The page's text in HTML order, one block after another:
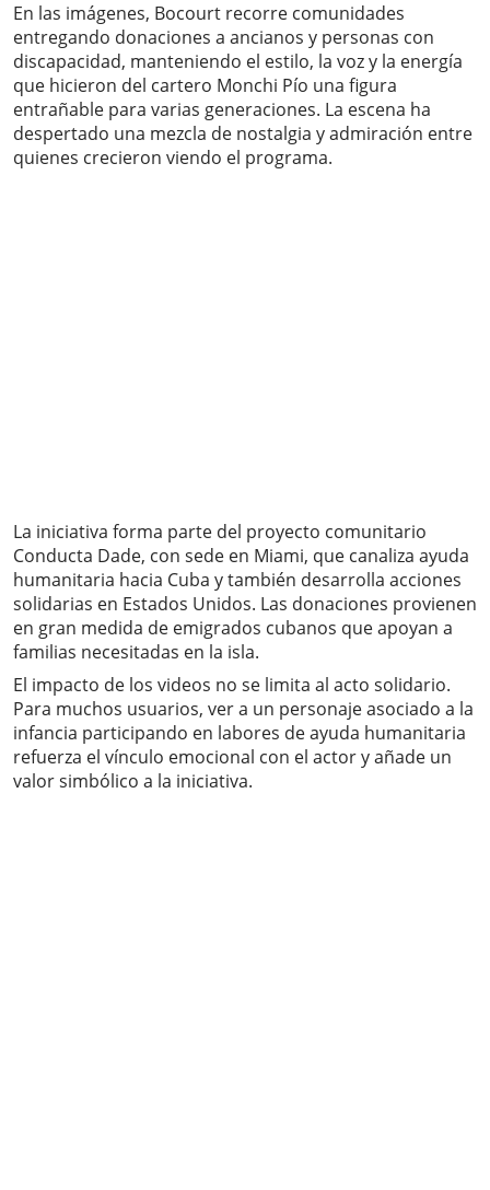
En las imágenes, Bocourt recorre comunidades
entregando donaciones a ancianos y personas con
discapacidad, manteniendo el estilo, la voz y la energía
que hicieron del cartero Monchi Pío una figura
entrañable para varias generaciones. La escena ha
despertado una mezcla de nostalgia y admiración entre
quienes crecieron viendo el programa.
La iniciativa forma parte del proyecto comunitario
Conducta Dade, con sede en Miami, que canaliza ayuda
humanitaria hacia Cuba y también desarrolla acciones
solidarias en Estados Unidos. Las donaciones provienen
en gran medida de emigrados cubanos que apoyan a
familias necesitadas en la isla.
El impacto de los videos no se limita al acto solidario.
Para muchos usuarios, ver a un personaje asociado a la
infancia participando en labores de ayuda humanitaria
refuerza el vínculo emocional con el actor y añade un
valor simbólico a la iniciativa.